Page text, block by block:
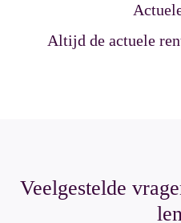
Altijd de actuele
Veelgestelde